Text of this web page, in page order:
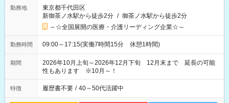
勤務地
東京都千代田区
新御茶ノ水駅から徒歩2分 / 御茶ノ水駅から徒歩2分
～☆全国展開の医療・介護リーディング企業☆～
勤務時間 09:00～17:15(実働7時間15分 休憩1時間)
期間
2026年10月上旬～2026年12月下旬 12月末まで 延長の可能
性もあります ※10月～！
特徴 履歴書不要 / 40～50代活躍中